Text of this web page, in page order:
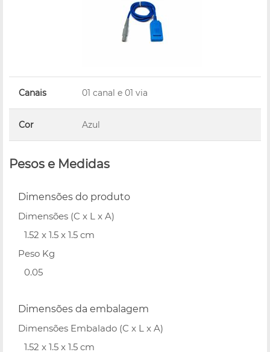
Canais 01 canal e 01 via
Cor Azul
Pesos e Medidas
Dimensões do produto
Dimensões (C x L x A)
1.52 x 1.5 x 1.5 cm
Peso Kg
0.05
Dimensões da embalagem
Dimensões Embalado (C x L x A)
1.52 x 1.5 x 1.5 cm